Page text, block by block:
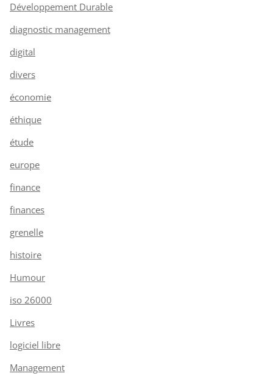
Développement Durable
diagnostic management
digital
divers
économie
éthique
étude
europe
finance
finances
grenelle
histoire
Humour
iso 26000
Livres
logiciel libre
Management